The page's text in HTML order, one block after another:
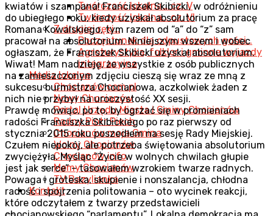
Twórczość lokalna… cz. V
Twórczość lokalna… cz. VI
Z drugiej ręki…
Poczęstunek dla odpustowych gości…
Agroturystyka, folklor i gminne wyjazdy
integracyjne
Media lokalne
Chocianów.com.pl
Nowy Chocianów
Portal Urzędu Miasta i Gminy Chocianów
Radny Piotr Piech
Chocianów moja Gmina
Wolny Chocianów
Chocianów info
Memy Chocianów
TV Bazylianka
Kontakt
kwiatów i szampana! Franciszek Skibicki, w odróżnieniu
do ubiegłego roku, kiedy uzyskał absolutorium za pracę
Romana Kowalskiego, tym razem od “a” do “z” sam
pracował na absolutorium. Niniejszym wszem i wobec
ogłaszam, że Franciszek Skibicki uzyskał absolutorium.
Wiwat! Mam nadzieję, że wszystkie z osób publicznych
na zamieszczonym zdjęciu cieszą się wraz ze mną z
sukcesu burmistrza Chocianowa, aczkolwiek żaden z
nich nie przybył na uroczystość XX sesji.
Prawdę mówiąc, po to, by ogrzać się w promieniach
radości Franciszka Skibickiego po raz pierwszy od
stycznia 2015 roku poszedłem na sesję Rady Miejskiej.
Czułem niepokój, ale potrzeba świętowania absolutorium
zwyciężyła. Myśląc “Życie w wolnych chwilach głupie
jest jak serce” – tasowałem wzrokiem twarze radnych.
Powaga i groteska, skupienie i nonszalancja, chłodna
radość i spojrzenia politowania – oto wycinek reakcji,
które odczytałem z twarzy przedstawicieli